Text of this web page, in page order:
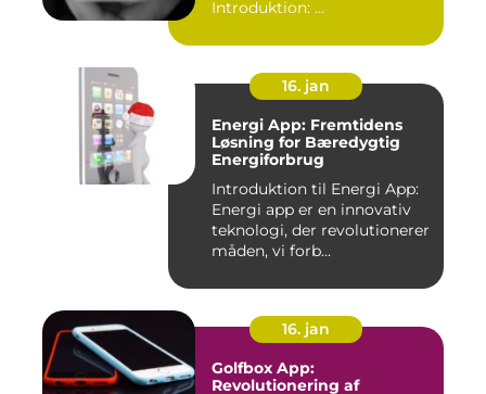
Introduktion: ...
16. jan
Energi App: Fremtidens
Løsning for Bæredygtig
Energiforbrug
Introduktion til Energi App:
Energi app er en innovativ
teknologi, der revolutionerer
måden, vi forb...
16. jan
Golfbox App:
Revolutionering af